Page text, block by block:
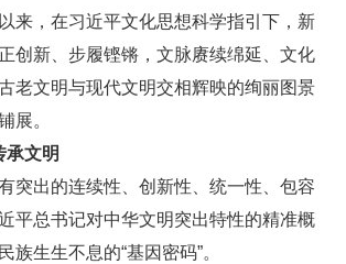
来，在习近平文化思想科学指引下，新
创新、步履铿锵，文脉赓续绵延、文化
老文明与现代文明交相辉映的绚丽图景
展。
文明
突出的连续性、创新性、统一性、包容
平总书记对中华文明突出特性的精准概
族生生不息的“基因密码”。